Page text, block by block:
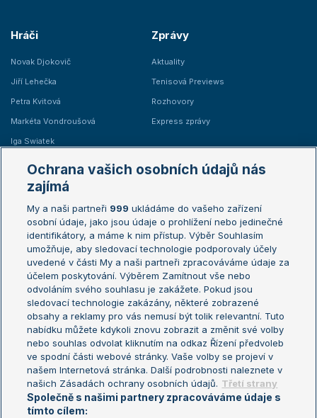
Hráči
Novak Djokovič
Jiří Lehečka
Petra Kvitová
Markéta Vondroušová
Iga Swiatek
Zprávy
Aktuality
Tenisová Previews
Rozhovory
Express zprávy
Žebříčky
Žebříček ATP (muži)
Žebříček WTA (ženy)
Sázkařský žebříček
Australian Open
French Open
Wimbledon
US Open
Turnaj mistrů
Turnaj mistryň
Aktualní trendy
Fotbalové přestupy
Livesport Daily
LS Prague Open
Ochrana vašich osobních údajů nás
zajímá
My a naši partneři 999 ukládáme do vašeho zařízení
osobní údaje, jako jsou údaje o prohlížení nebo jedinečné
identifikátory, a máme k nim přístup. Výběr Souhlasím
umožňuje, aby sledovací technologie podporovaly účely
uvedené v části My a naši partneři zpracováváme údaje za
účelem poskytování. Výběrem Zamítnout vše nebo
odvoláním svého souhlasu je zakážete. Pokud jsou
sledovací technologie zakázány, některé zobrazené
obsahy a reklamy pro vás nemusí být tolik relevantní. Tuto
nabídku můžete kdykoli znovu zobrazit a změnit své volby
nebo souhlas odvolat kliknutím na odkaz Řízení předvoleb
ve spodní části webové stránky. Vaše volby se projeví v
našem Internetová stránka. Další podrobnosti naleznete v
našich Zásadách ochrany osobních údajů. Třetí strany
Společně s našimi partnery zpracováváme údaje s
tímto cílem: